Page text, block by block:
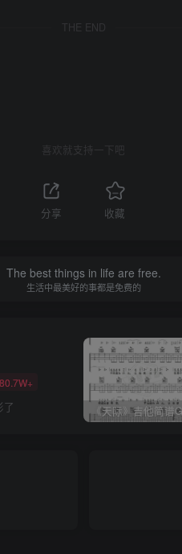
THE END
喜欢就支持一下吧
分享 收藏
The best things in life are free.
生活中最美好的事都是免费的
80.7W+
了